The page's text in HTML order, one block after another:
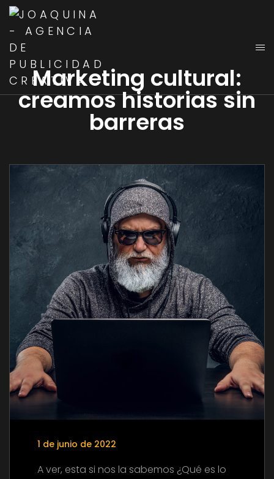
Marketing cultural:
creamos historias sin
barreras
1 de junio de 2022
A ver, esta si nos la sabemos ¿Qué es lo